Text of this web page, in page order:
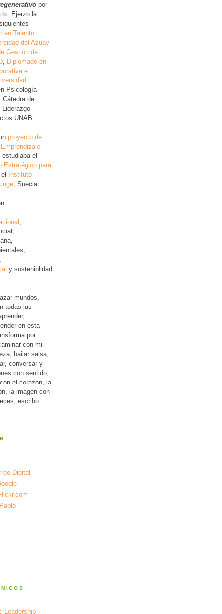
por
. Ejerzo la
en Talento
del Azuay
Gestión de
Diplomado en
e
Psicología
Cátedra de
Liderazgo
UNAB.
proyecto de
estudiaba el
Estratégico para
el Instituto
, Suecia.
y sosteniblidad
mundos,
todas las
en esta
por
con mi
bailar salsa,
conversar y
con sentido,
el corazón, la
la imagen con
escribo
Digital
Leadership